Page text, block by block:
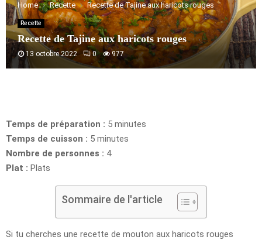
Home Recette Recette de Tajine aux haricots rouges
Recette
Recette de Tajine aux haricots rouges
13 octobre 2022 0 977
Temps de préparation : 5 minutes
Temps de cuisson : 5 minutes
Nombre de personnes : 4
Plat : Plats
Sommaire de l'article
Si tu cherches une recette de mouton aux haricots rouges